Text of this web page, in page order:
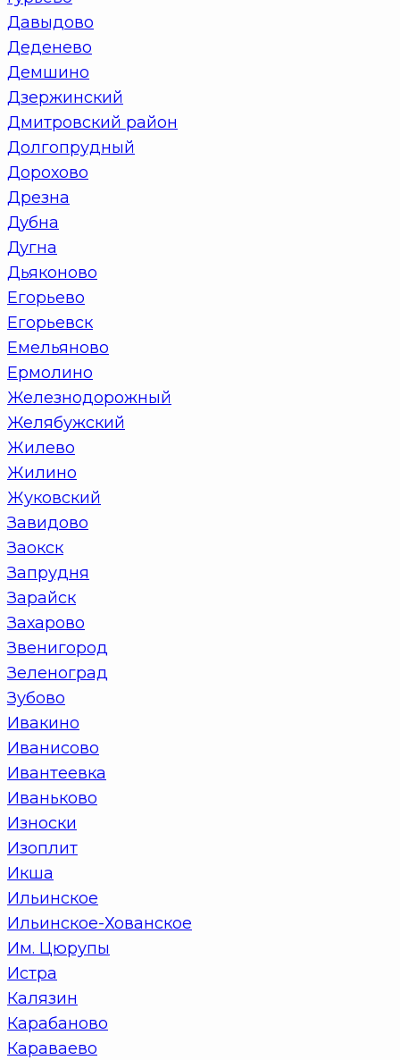
Давыдово
Деденево
Демшино
Дзержинский
Дмитровский район
Долгопрудный
Дорохово
Дрезна
Дубна
Дугна
Дьяконово
Егорьево
Егорьевск
Емельяново
Ермолино
Железнодорожный
Желябужский
Жилево
Жилино
Жуковский
Завидово
Заокск
Запрудня
Зарайск
Захарово
Звенигород
Зеленоград
Зубово
Ивакино
Иванисово
Ивантеевка
Иваньково
Износки
Изоплит
Икша
Ильинское
Ильинское-Хованское
Им. Цюрупы
Истра
Калязин
Карабаново
Караваево